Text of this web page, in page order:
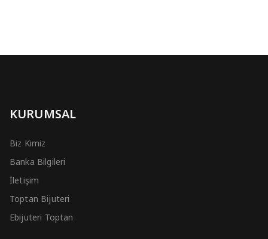
KURUMSAL
Biz Kimiz
Banka Bilgileri
İletişim
Toptan Bijuteri
Ebijuteri Toptan